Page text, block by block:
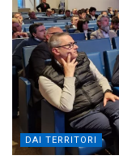
DAI TERRITORI